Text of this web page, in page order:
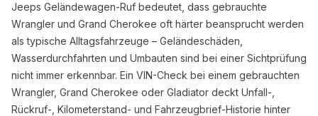
Jeeps Geländewagen-Ruf bedeutet, dass gebrauchte
Wrangler und Grand Cherokee oft härter beansprucht werden
als typische Alltagsfahrzeuge – Geländeschäden,
Wasserdurchfahrten und Umbauten sind bei einer Sichtprüfung
nicht immer erkennbar. Ein VIN-Check bei einem gebrauchten
Wrangler, Grand Cherokee oder Gladiator deckt Unfall-,
Rückruf-, Kilometerstand- und Fahrzeugbrief-Historie hinter